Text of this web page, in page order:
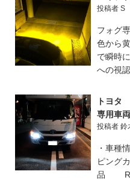
投稿者 S
フォグ
色から
で瞬時
への視
トヨタ
専用車両
投稿者 鈴
・車種
ピング
品